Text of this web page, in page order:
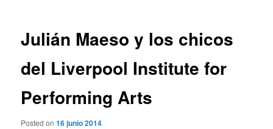
Julián Maeso y los chicos
del Liverpool Institute for
Performing Arts
Posted on16 junio 2014